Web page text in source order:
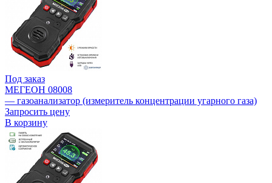
Под заказ
МЕГЕОН 08008
— газоанализатор (измеритель концентрации угарного газа)
Запросить цену
В корзину